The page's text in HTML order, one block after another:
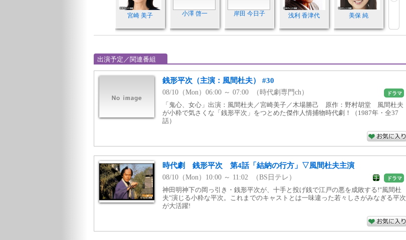
宮崎 美子 小澤 啓一 岸田 今日子 浅利 香津代 美保 純
出演予定／関連番組
銭形平次（主演：風間杜夫） #30
08/10（Mon）06:00 ～ 07:00 （時代劇専門ch） ドラマ
「鬼心、女心」出演：風間杜夫／宮崎美子／木場勝己 原作：野村胡堂 風間杜夫
が小粋で気さくな「銭形平次」をつとめた傑作人情捕物時代劇！（1987年・全37
話）
時代劇 銭形平次 第4話「結納の行方」▽風間杜夫主演
08/10（Mon）10:00 ～ 11:02 （BS日テレ） ドラマ
神田明神下の岡っ引き・銭形平次が、十手と投げ銭で江戸の悪を成敗する!"風間杜
夫"演じる小粋な平次。これまでのキャストとは一味違った若々しさがみなぎる平次
が大活躍!